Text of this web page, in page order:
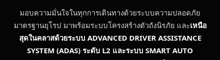
มอบความมั่นใจในทุกการเดินทางด้วยระบบความปลอดภัย
มาตรฐานยุโรป มาพร้อมระบบโครงสร้างตัวถังนิรภัย และเหนือ
สุดในคลาสด้วยระบบ ADVANCED DRIVER ASSISTANCE
SYSTEM (ADAS) ระดับ L2 และระบบ SMART AUTO